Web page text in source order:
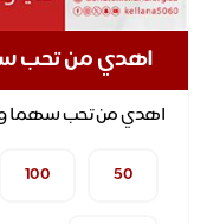
اهدي من تحب
اهدي من تحب سهما